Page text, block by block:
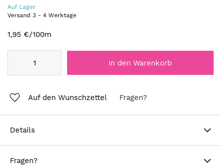
Auf Lager
Versand 3 - 4 Werktage
1,95 €/100m
In den Warenkorb
Auf den Wunschzettel Fragen?
Details
Fragen?